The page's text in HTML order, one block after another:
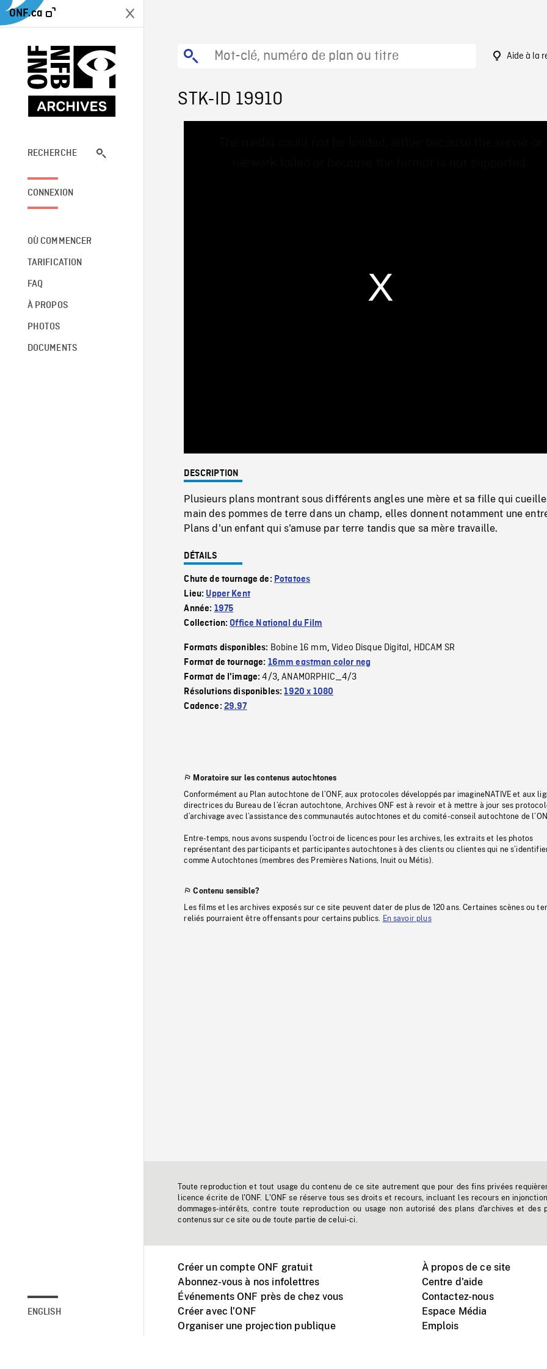
ONF.ca
RECHERCHE
CONNEXION
OÙ COMMENCER
TARIFICATION
FAQ
À PROPOS
PHOTOS
DOCUMENTS
ENGLISH
Aide à la
STK-ID 19910
0%
DESCRIPTION
Plusieurs plans montrant sous différents angles une mère et sa fille qui
main des pommes de terre dans un champ, elles donnent notamment une
Plans d'un enfant qui s'amuse par terre tandis que sa mère travaille.
DÉTAILS
Chute de tournage de: Potatoes
Lieu: Upper Kent
Année: 1975
Collection:Office National du Film
Formats disponibles: Bobine 16 mm,Video Disque Digital, HDCAM SR
Format de tournage: 16mm eastman color neg
Format de l'image:4/3,ANAMORPHIC_4/3
Résolutions disponibles:1920 x 1080
Cadence: 29.97
Moratoire sur les contenus autochtones
Conformément au Plan autochtone de l’ONF, aux protocoles développés par imagineNATIVE et aux
directrices du Bureau de l’écran autochtone, Archives ONF est à revoir et à mettre à jour ses
d’archivage avec l’assistance des communautés autochtones et du comité-conseil autochtone de
Entre-temps, nous avons suspendu l’octroi de licences pour les archives, les extraits et les photos
représentant des participants et participantes autochtones à des clients ou clientes qui ne
comme Autochtones (membres des Premières Nations, Inuit ou Métis).
Contenu sensible?
Les films et les archives exposés sur ce site peuvent dater de plus de 120 ans. Certaines scènes ou
reliés pourraient être offensants pour certains publics.
En savoir plus
Toute reproduction et tout usage du contenu de ce site autrement que pour des fins privées
licence écrite de l'ONF. L'ONF se réserve tous ses droits et recours, incluant les recours en
dommages-intérêts, contre toute reproduction ou usage non autorisé des plans d'archives et des
contenus sur ce site ou de toute partie de celui-ci.
Créer un compte ONF gratuit
Abonnez-vous à nos infolettres
Événements ONF près de chez vous
Créer avec l’ONF
Organiser une projection publique
À propos de ce site
Centre d'aide
Contactez-nous
Espace Média
Emplois